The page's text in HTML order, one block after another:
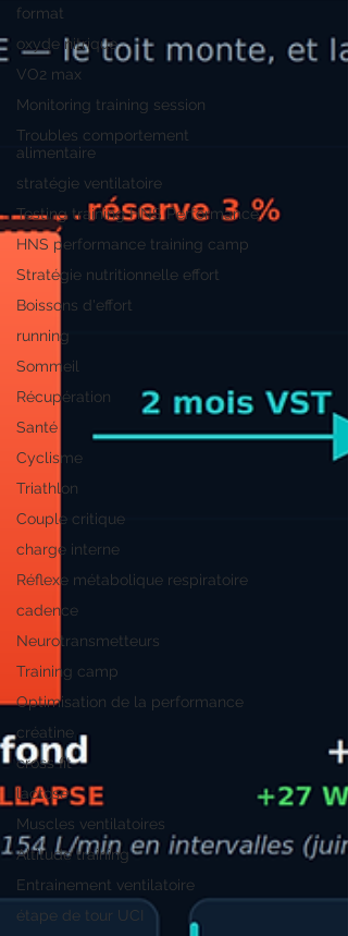
format
oxyde nitrique
VO2 max
Monitoring training session
Troubles comportement
alimentaire
stratégie ventilatoire
Testing training HNS Performance
HNS performance training camp
Stratégie nutritionnelle effort
Boissons d'effort
running
Sommeil
Récupération
Santé
Cyclisme
Triathlon
Couple critique
charge interne
Réflexe métabolique respiratoire
cadence
Neurotransmetteurs
Training camp
Optimisation de la performance
créatine
cross fit
lactose
Muscles ventilatoires
Altitude training
Entrainement ventilatoire
étape de tour UCI